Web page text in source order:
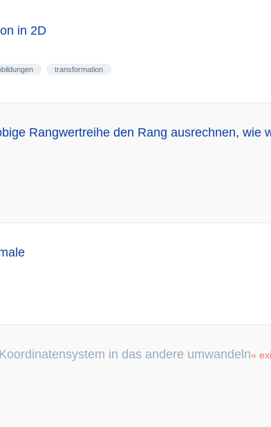
in 2D
transformation
Rangwertreihe den Rang ausrechnen, wie
in das andere umwandeln«